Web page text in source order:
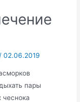
02.06.2019
пары
чеснока